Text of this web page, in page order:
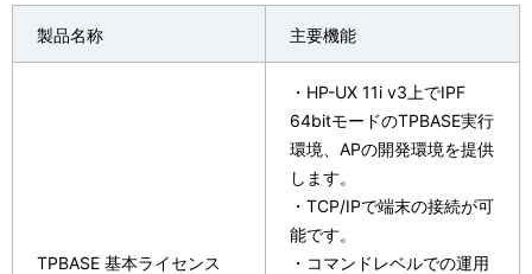
製品名称 主要機能
TPBASE 基本ライセンス
・HP-UX 11i v3上でIPF
64bitモードのTPBASE実行
環境、APの開発環境を提供
します。
・TCP/IPで端末の接続が可
能です。
・コマンドレベルでの運用